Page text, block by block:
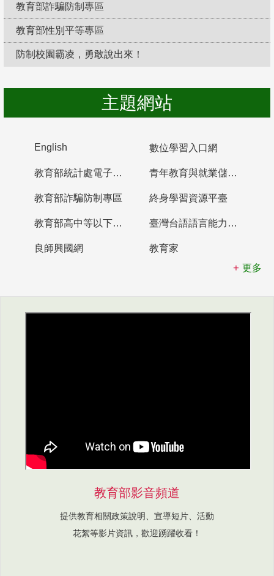
教育部詐騙防制專區
教育部性別平等專區
防制校園霸凌，勇敢說出來！
主題網站
English 數位學習入口網
教育部統計處電子書櫃 青年教育與就業儲蓄帳戶
教育部詐騙防制專區 終身學習資源平臺
教育部高中等以下學校及幼兒園教師資格檢定考試 臺灣台語語言能力認證網站
良師興國網
教育家
更多
教育部影音頻道
提供教育相關政策說明、宣導短片、活動
花絮等影片資訊，歡迎踴躍收看！